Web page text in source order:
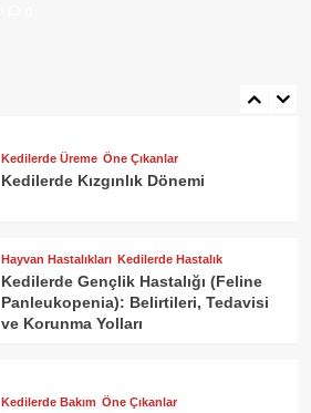
Kedilerde Üreme Öne Çıkanlar
Kedilerde Kızgınlık Dönemi
Hayvan Hastalıkları Kedilerde Hastalık
Kedilerde Gençlik Hastalığı (Feline
Panleukopenia): Belirtileri, Tedavisi
ve Korunma Yolları
Kedilerde Bakım Öne Çıkanlar